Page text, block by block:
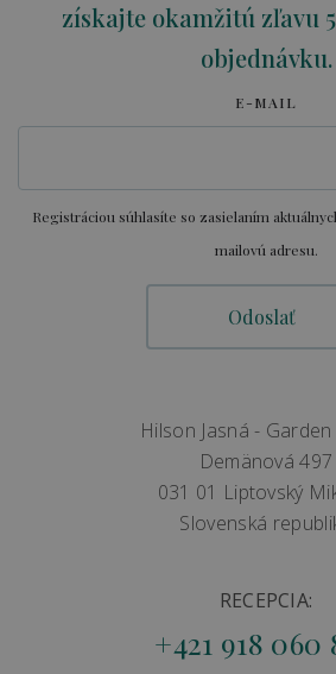
získajte okamžitú zľavu
objednávku.
E-MAIL
Registráciou súhlasíte so zasielaním
mailovú adresu.
Hilson Jasná -
Demänová 497
031 01 Liptovský
Slovenská
RECEPCIA:
+421 918 060